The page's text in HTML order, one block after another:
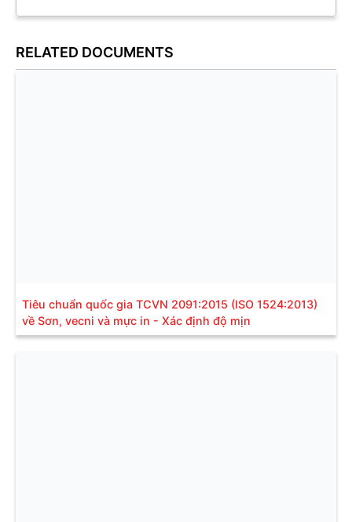
RELATED DOCUMENTS
Tiêu chuẩn quốc gia TCVN 2091:2015 (ISO 1524:2013)
về Sơn, vecni và mực in - Xác định độ mịn